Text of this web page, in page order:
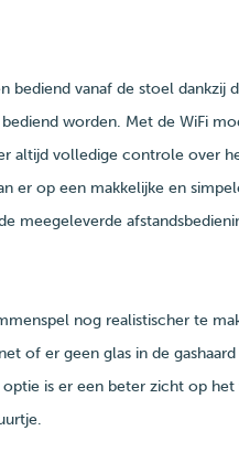
bediend vanaf de stoel dankzij
worden. Met de WiFi
altijd volledige controle over
er op een makkelijke en
meegeleverde
nog realistischer te
of er geen glas in de
is er een beter zicht op